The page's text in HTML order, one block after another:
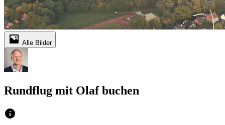
Alle Bilder
Rundflug mit Olaf buchen